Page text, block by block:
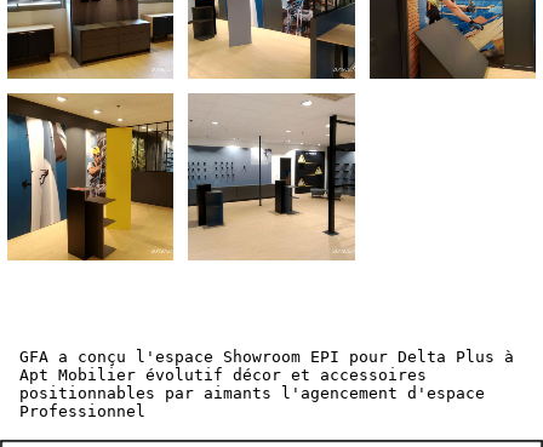
GFA a conçu l'espace Showroom EPI pour Delta Plus à
Apt Mobilier évolutif décor et accessoires
positionnables par aimants l'agencement d'espace
Professionnel